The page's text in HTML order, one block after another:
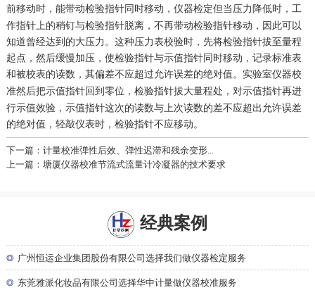
前移动时，能带动检验指针同时移动， 仪器检定但当压力降低时，工
作指针上的稍钉与检验指针脱离，不再带动检验指针移动，因此可以
知道曾经达到的大压力。这种压力表校验时，先将检验指针拔至量程
起点，然后缓慢加压，使检验指针与示值指针同时移动，记录标准表
和被校表的读数，其偏差不应超过允许误差的绝对值。
实验室仪器校
准然后把示值指针回到零位，检验指针拔大量程处，对示值指针再进
行示值效验，示值指针这次的读数与上次读数的差不应超出允许误差
的绝对值，轻敲仪表时，检验指针不应移动。
下一篇：计量校准弹性后效、弹性迟滞和残余变形...
上一篇：塘厦仪器校准节流式流量计冷凝器的技术要求
经典案例
◎ 广州恒运企业集团股份有限公司选择我们做仪器检定服务
◎ 东莞雅派化妆品有限公司选择华中计量做仪器校准服务